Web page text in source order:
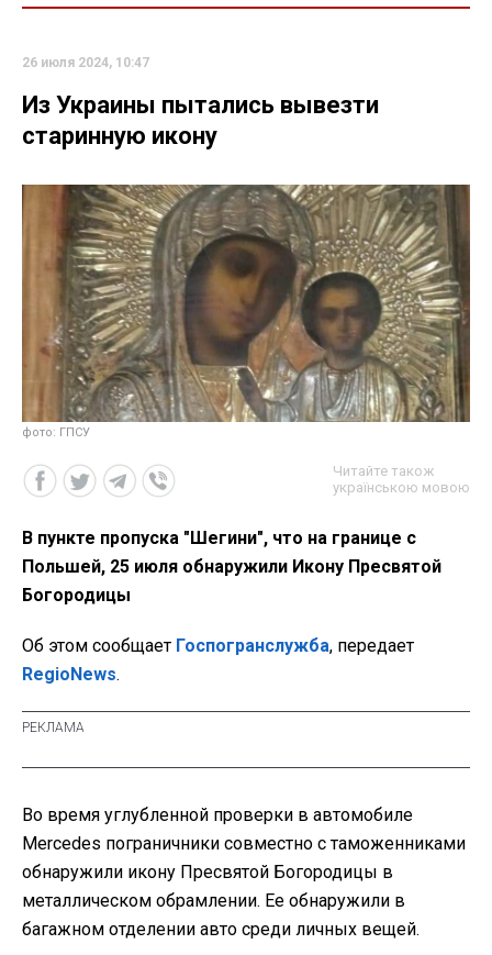
26 июля 2024, 10:47
Из Украины пытались вывезти
старинную икону
фото: ГПСУ
Читайте також
українською мовою
В пункте пропуска "Шегини", что на границе с
Польшей, 25 июля обнаружили Икону Пресвятой
Богородицы
Об этом сообщает Госпогранслужба, передает
RegioNews.
Во время углубленной проверки в автомобиле
Mercedes пограничники совместно с таможенниками
обнаружили икону Пресвятой Богородицы в
металлическом обрамлении. Ее обнаружили в
багажном отделении авто среди личных вещей.